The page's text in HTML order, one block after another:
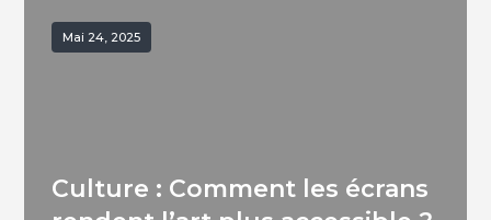
Mai 24, 2025
Culture : Comment les écrans